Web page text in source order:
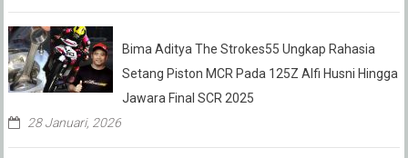
Bima Aditya The Strokes55 Ungkap Rahasia
Setang Piston MCR Pada 125Z Alfi Husni Hingga
Jawara Final SCR 2025
28 Januari, 2026